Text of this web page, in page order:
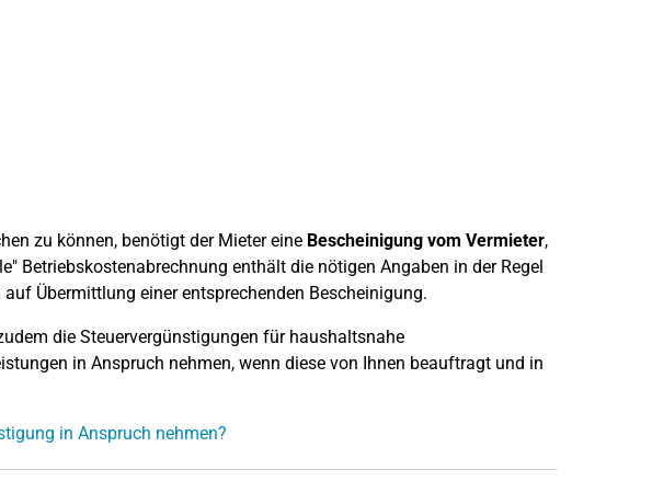
zu können, benötigt der Mieter eine Bescheinigung vom Vermieter,
Betriebskostenabrechnung enthält die nötigen Angaben in der Regel
Übermittlung einer entsprechenden Bescheinigung.
die Steuervergünstigungen für haushaltsnahe
in Anspruch nehmen, wenn diese von Ihnen beauftragt und in
in Anspruch nehmen?